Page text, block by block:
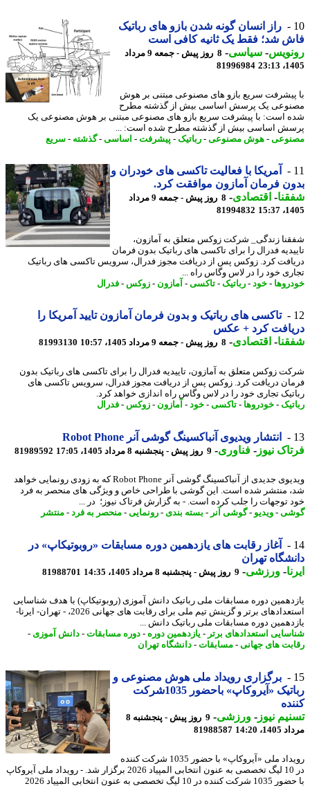
راز انسان گونه شدن بازو های رباتیک
شد؛ فقط یک ثانیه کافی است
-سیاسی-
8 روز پیش - جمعه 9 مرداد
81996984
سریع بازو های مصنوعی مبتنی بر هوش
یک پرسش اساسی بیش از گذشته مطرح
است: با پیشرفت سریع بازو های مصنوعی مبتنی بر هوش مصنوعی یک
اساسی بیش از گذشته مطرح شده است: ...
-هوش مصنوعی-رباتیک-پیشرفت-اساسی-گذشته-سریع
آمریکا با فعالیت تاکسی های خودران و
فرمان آمازون موافقت کرد.
-اقتصادی-
8 روز پیش - جمعه 9 مرداد
81994832
زندگی_ شرکت زوکس متعلق به آمازون،
فدرال را برای تاکسی های رباتیک بدون فرمان
کرد. زوکس پس از دریافت مجوز فدرال، سرویس تاکسی های رباتیک
خود را در لاس وگاس راه ...
-خود -رباتیک-تاکسی-آمازون-زوکس-فدرال
تاکسی های رباتیک و بدون فرمان آمازون تایید آمریکا را
کرد + عکس
-اقتصادی-8 روز پیش - جمعه 9 مرداد 1405، 10:57 81993130
زوکس متعلق به آمازون، تاییدیه فدرال را برای تاکسی های رباتیک بدون
دریافت کرد. زوکس پس از دریافت مجوز فدرال، سرویس تاکسی های
تجاری خود را در لاس وگاس راه اندازی خواهد کرد.
-خودروها-تاکسی-خود -آمازون-زوکس-فدرال
انتشار ویدیوی آنباکسینگ گوشی آنر Robot Phone
نیوز-فناوری- 9 روز پیش - پنجشنبه 8 مرداد 1405، 17:05 81989592
ویدیوی جدیدی از آنباکسینگ گوشی آنر Robot Phone که به زودی رونمایی خواهد
منتشر شده است. این گوشی با طراحی خاص و ویژگی های منحصر به فرد
توجهات را جلب کرده است. - به گزارش فرتاک نیوز؛ در ...
-ویدیو-گوشی آنر- بسته بندی -رونمایی-منحصر به فرد-منتشر
آغاز رقابت های یازدهمین دوره مسابقات «روبوتیکاپ» در
تهران
-ورزشی-9 روز پیش - پنجشنبه 8 مرداد 1405، 14:35 81988701
دوره مسابقات ملی رباتیک دانش آموزی (روبوتیکاپ) با هدف شناسایی
استعدادهای برتر و گزینش تیم ملی برای رقابت های جهانی 2026، - تهران- ایرنا-
دوره مسابقات ملی رباتیک دانش ...
استعدادهای برتر - یازدهمین دوره-دوره مسابقات-دانش آموزی-
های جهانی-مسابقات-دانشگاه تهران
برگزاری رویداد ملی هوش مصنوعی و
رباتیک «آیروکاپ» باحضور 1035شرکت
نیوز-ورزشی-
9 روز پیش - پنجشنبه 8
14:20
81988587
رویداد ملی «آیروکاپ» با حضور 1035 شرکت کننده
در 10 لیگ تخصصی به عنون انتخابی المپیاد 2026 برگزار شد. - رویداد ملی آیروکاپ
با حضور 1035 شرکت کننده در 10 لیگ تخصصی به عنون انتخابی المپیاد 2026